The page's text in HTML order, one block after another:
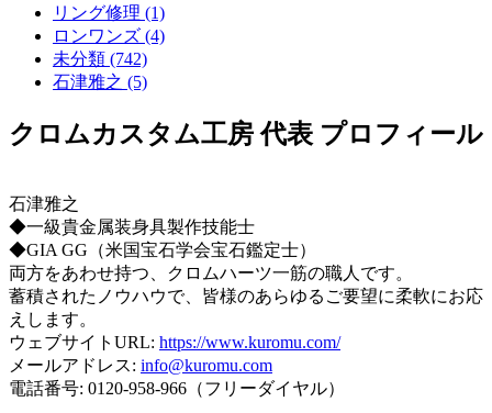
リング修理 (1)
ロンワンズ (4)
未分類 (742)
石津雅之 (5)
クロムカスタム工房 代表 プロフィール
石津雅之
◆一級貴金属装身具製作技能士
◆GIA GG（米国宝石学会宝石鑑定士）
両方をあわせ持つ、クロムハーツ一筋の職人です。
蓄積されたノウハウで、皆様のあらゆるご要望に柔軟にお応
えします。
ウェブサイトURL: https://www.kuromu.com/
メールアドレス: info@kuromu.com
電話番号: 0120-958-966（フリーダイヤル）